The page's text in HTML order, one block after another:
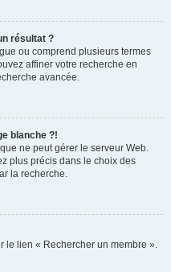
résultat ?
ou comprend plusieurs termes
affiner votre recherche en
avancée.
blanche ?!
ne peut gérer le serveur Web.
plus précis dans le choix des
la recherche.
le lien « Rechercher un membre ».